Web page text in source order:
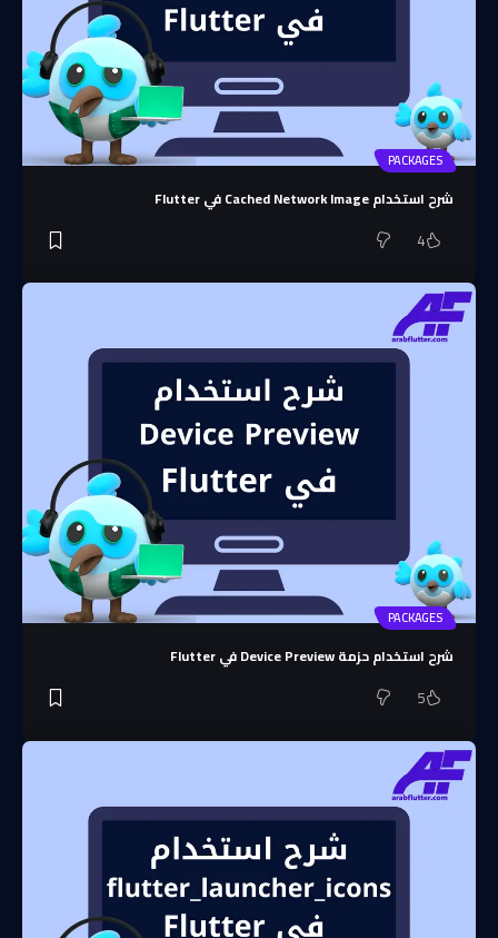
PACKAGES
شرح استخدام Cached Network Image في Flutter
4
PACKAGES
شرح استخدام حزمة Device Preview في Flutter
5